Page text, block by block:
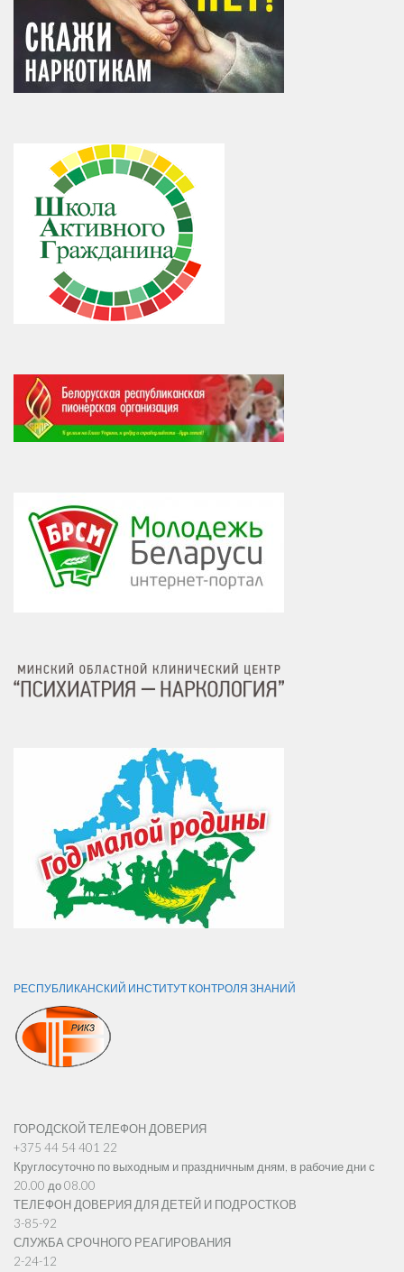
РЕСПУБЛИКАНСКИЙ ИНСТИТУТ КОНТРОЛЯ ЗНАНИЙ
ГОРОДСКОЙ ТЕЛЕФОН ДОВЕРИЯ
+375 44 54 401 22
Круглосуточно по выходным и праздничным дням, в рабочие дни с
20.00 до 08.00
ТЕЛЕФОН ДОВЕРИЯ ДЛЯ ДЕТЕЙ И ПОДРОСТКОВ
3-85-92
СЛУЖБА СРОЧНОГО РЕАГИРОВАНИЯ
2-24-12